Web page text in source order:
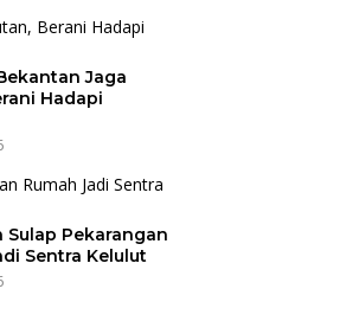
Jaga
Hadapi
Sulap Pekarangan
Sentra Kelulut